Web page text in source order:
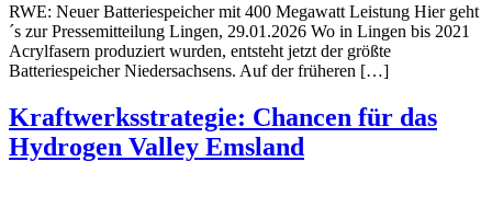
RWE: Neuer Batteriespeicher mit 400 Megawatt Leistung Hier geht
´s zur Pressemitteilung Lingen, 29.01.2026 Wo in Lingen bis 2021
Acrylfasern produziert wurden, entsteht jetzt der größte
Batteriespeicher Niedersachsens. Auf der früheren […]
Kraftwerksstrategie: Chancen für das
Hydrogen Valley Emsland